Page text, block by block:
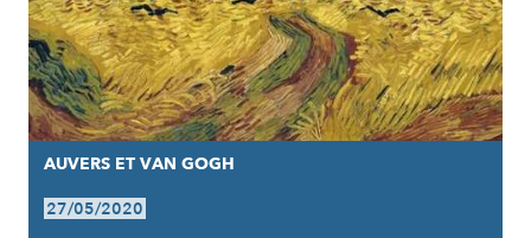
AUVERS ET VAN GOGH
27/05/2020